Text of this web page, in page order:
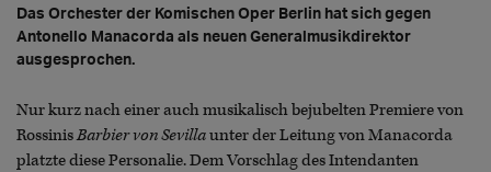
Das Orchester der Komischen Oper Berlin hat sich gegen
Antonello Manacorda als neuen Generalmusikdirektor
ausgesprochen.
Nur kurz nach einer auch musikalisch bejubelten Premiere von
RossinisBarbier von Sevillaunter der Leitung von Manacorda
platzte diese Personalie. Dem Vorschlag des Intendanten